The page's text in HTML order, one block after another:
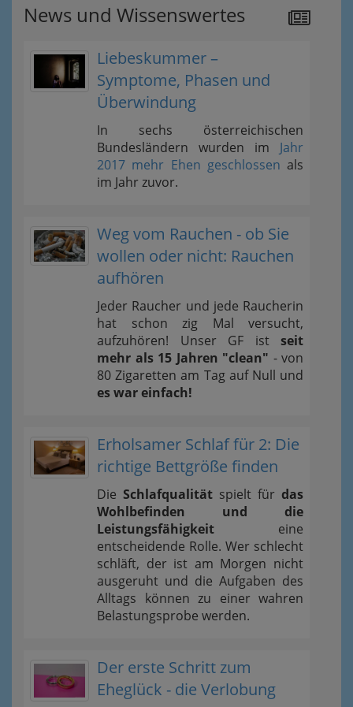
News und Wissenswertes
Liebeskummer –
Symptome, Phasen und
Überwindung
In sechs österreichischen
Bundesländern wurden im Jahr
2017 mehr Ehen geschlossen als
im Jahr zuvor.
Weg vom Rauchen - ob Sie
wollen oder nicht: Rauchen
aufhören
Jeder Raucher und jede Raucherin
hat schon zig Mal versucht,
aufzuhören! Unser GF ist seit
mehr als 15 Jahren "clean" - von
80 Zigaretten am Tag auf Null und
es war einfach!
Erholsamer Schlaf für 2: Die
richtige Bettgröße finden
Die Schlafqualität spielt für das
Wohlbefinden und die
Leistungsfähigkeit eine
entscheidende Rolle. Wer schlecht
schläft, der ist am Morgen nicht
ausgeruht und die Aufgaben des
Alltags können zu einer wahren
Belastungsprobe werden.
Der erste Schritt zum
Eheglück - die Verlobung